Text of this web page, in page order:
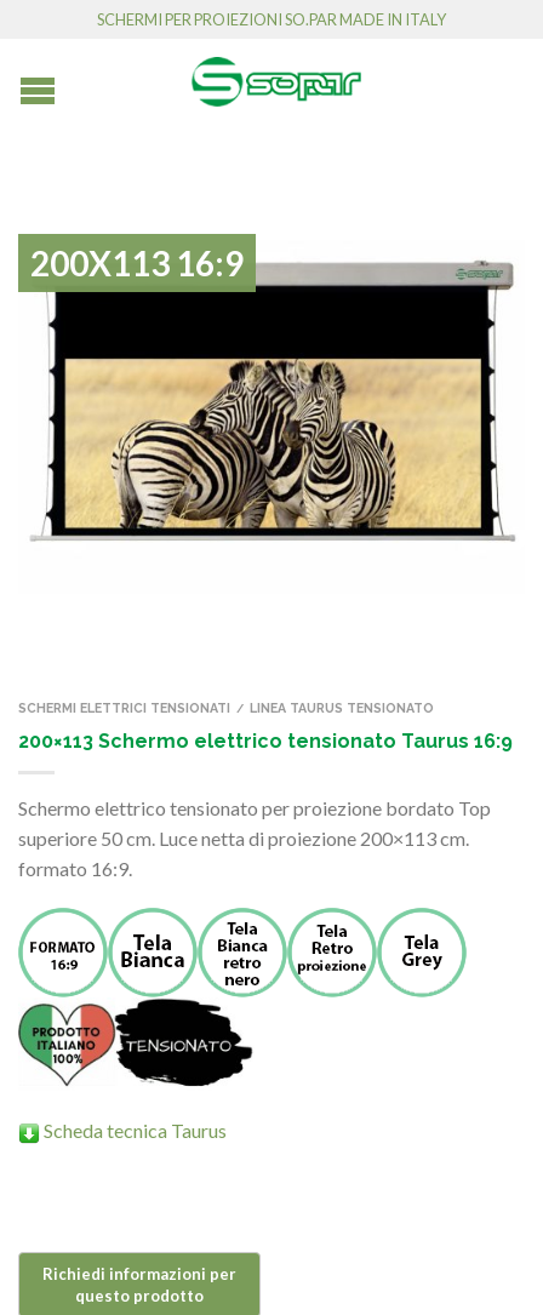
SCHERMI PER PROIEZIONI SO.PAR MADE IN ITALY
200X113 16:9
SCHERMI ELETTRICI TENSIONATI / LINEA TAURUS TENSIONATO
200×113 Schermo elettrico tensionato Taurus 16:9
Schermo elettrico tensionato per proiezione bordato Top
superiore 50 cm. Luce netta di proiezione 200×113 cm.
formato 16:9.
Scheda tecnica Taurus